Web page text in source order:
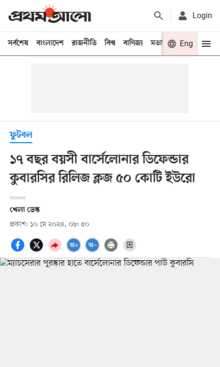
Login
সর্বশেষ বাংলাদেশ রাজনীতি বিশ্ব বাণিজ্য মতামত খেলা
Eng
ফুটবল
১৭ বছর বয়সী বার্সেলোনার ডিফেন্ডার
কুবারসির রিলিজ ক্লজ ৫০ কোটি ইউরো
খেলা ডেস্ক
প্রকাশ: ১০ মে ২০২৪, ০৮: ৫০